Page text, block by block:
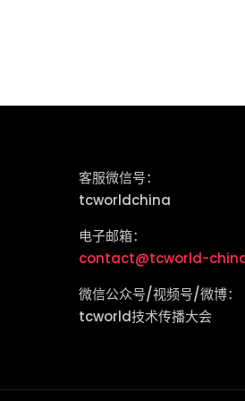
客服微信号：
tcworldchina
电子邮箱：
contact@tcworld-
微信公众号/视频号/微博：
tcworld技术传播大会